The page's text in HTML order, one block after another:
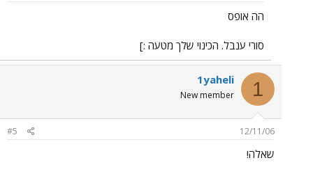
הה אופס
סורי ענבל. הכינוי שלך מטעה :]
1
1yaheli
New member
12/11/06
#5
שאלה!